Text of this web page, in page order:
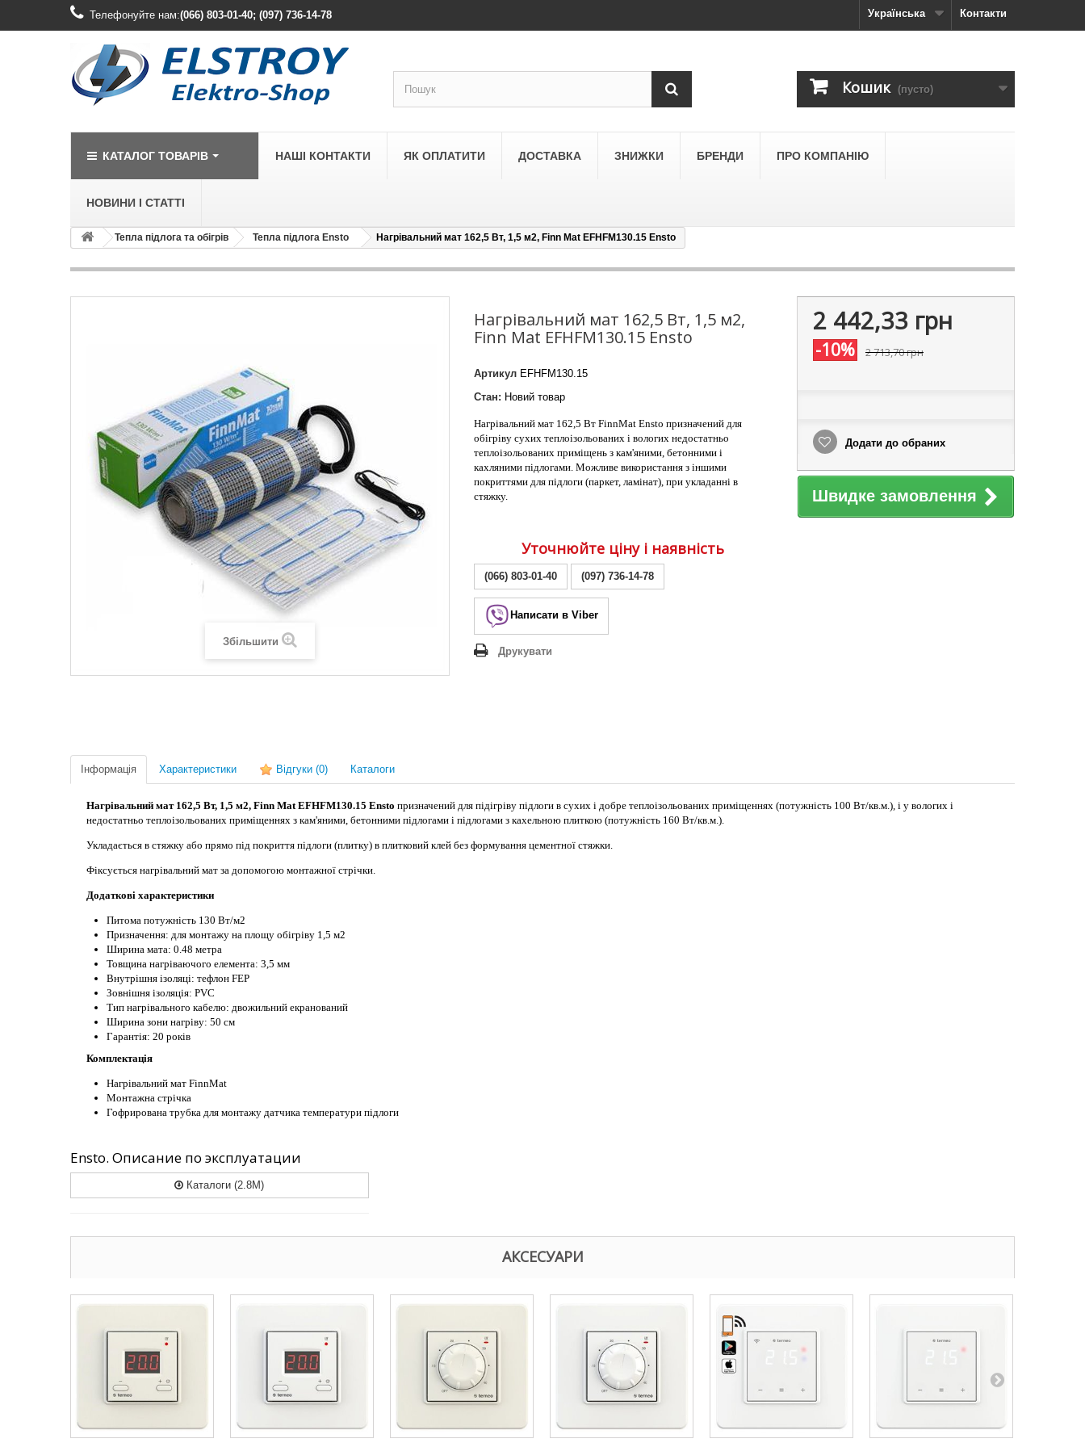
Контакти
Телефонуйте нам:(066) 803-01-40; (097) 736-14-78 Українська
Кошик (пусто)
КАТАЛОГ ТОВАРІВ
LEGRAND
Legrand Valena Classic
Legrand Valena Life
LEGRAND
LEZARD
Lezard Deriy
НАШІ КОНТАКТИ ЯК ОПЛАТИТИ ДОСТАВКА ЗНИЖКИ БРЕНДИ ПРО КОМПАНІЮ
НОВИНИ І СТАТТІ
Тепла підлога та обігрів Тепла підлога Ensto Нагрівальний мат 162,5 Вт, 1,5 м2, Finn Mat EFHFM130.15 Ensto
Збільшити
Нагрівальний мат 162,5 Вт, 1,5 м2,
Finn Mat EFHFM130.15 Ensto
Артикул EFHFM130.15
Стан: Новий товар
Нагрівальний мат 162,5 Вт FinnMat Ensto призначений для
обігріву сухих теплоізольованих і вологих недостатньо
теплоізольованих приміщень з кам'яними, бетонними і
кахляними підлогами. Можливе використання з іншими
покриттями для підлоги (паркет, ламінат), при укладанні в
стяжку.
Уточнюйте ціну і наявність
(066) 803-01-40 (097) 736-14-78
Написати в Viber
Друкувати
2 442,33 грн
-10% 2 713,70 грн
Додати до обраних
Швидке замовлення
Інформація Характеристики Відгуки (0) Каталоги
Нагрівальний мат 162,5 Вт, 1,5 м2, Finn Mat EFHFM130.15 Ensto призначений для підігріву підлоги в сухих і добре теплоізольованих приміщеннях (потужність 100 Вт/кв.м.), і у вологих і
недостатньо теплоізольованих приміщеннях з кам'яними, бетонними підлогами і підлогами з кахельною плиткою (потужність 160 Вт/кв.м.).
Укладається в стяжку або прямо під покриття підлоги (плитку) в плитковий клей без формування цементної стяжки.
Фіксується нагрівальний мат за допомогою монтажної стрічки.
Додаткові характеристики
Питома потужність 130 Вт/м2
Призначення: для монтажу на площу обігріву 1,5 м2
Ширина мата: 0.48 метра
Товщина нагріваючого елемента: 3,5 мм
Внутрішня ізоляці: тефлон FEP
Зовнішня ізоляція: PVC
Тип нагрівального кабелю: двожильний екранований
Ширина зони нагріву: 50 см
Гарантія: 20 років
Комплектація
Нагрівальний мат FinnMat
Монтажна стрічка
Гофрирована трубка для монтажу датчика температури підлоги
Ensto. Описание по эксплуатации
Каталоги (2.8M)
АКСЕСУАРИ